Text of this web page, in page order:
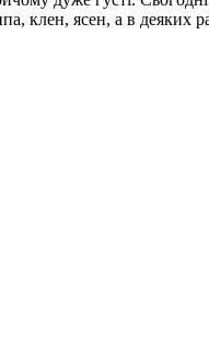
клен, ясен, а в деяких